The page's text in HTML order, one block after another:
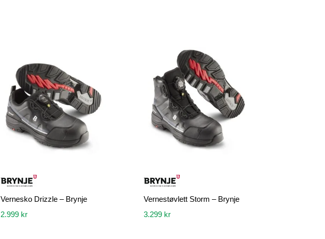
Vernesko Drizzle – Brynje
2.999 kr
Vernestøvlett Storm – Brynje
3.299 kr